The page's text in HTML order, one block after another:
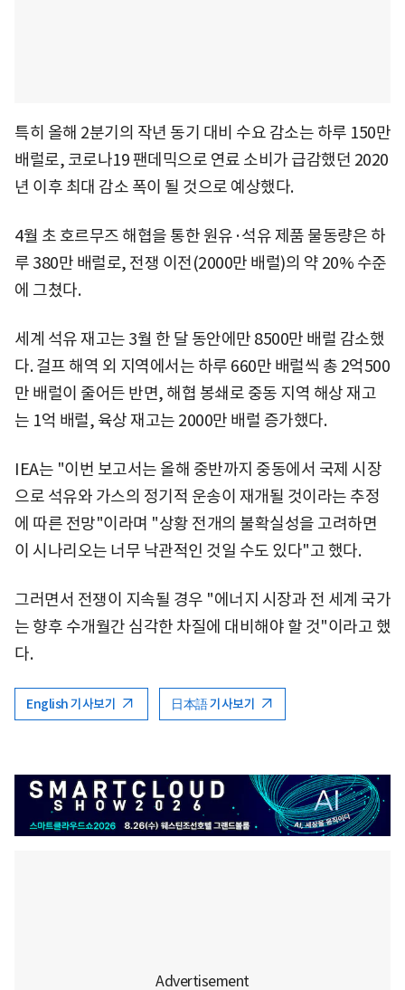
특히 올해 2분기의 작년 동기 대비 수요 감소는 하루 150만
배럴로, 코로나19 팬데믹으로 연료 소비가 급감했던 2020
년 이후 최대 감소 폭이 될 것으로 예상했다.
4월 초 호르무즈 해협을 통한 원유·석유 제품 물동량은 하
루 380만 배럴로, 전쟁 이전(2000만 배럴)의 약 20% 수준
에 그쳤다.
세계 석유 재고는 3월 한 달 동안에만 8500만 배럴 감소했
다. 걸프 해역 외 지역에서는 하루 660만 배럴씩 총 2억500
만 배럴이 줄어든 반면, 해협 봉쇄로 중동 지역 해상 재고
는 1억 배럴, 육상 재고는 2000만 배럴 증가했다.
IEA는 "이번 보고서는 올해 중반까지 중동에서 국제 시장
으로 석유와 가스의 정기적 운송이 재개될 것이라는 추정
에 따른 전망"이라며 "상황 전개의 불확실성을 고려하면
이 시나리오는 너무 낙관적인 것일 수도 있다"고 했다.
그러면서 전쟁이 지속될 경우 "에너지 시장과 전 세계 국가
는 향후 수개월간 심각한 차질에 대비해야 할 것"이라고 했
다.
English 기사보기 日本語 기사보기